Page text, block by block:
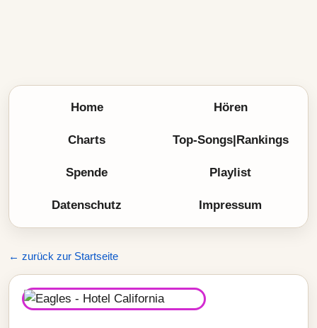
Home Hören
Charts Top-Songs|Rankings
Spende Playlist
Datenschutz Impressum
← zurück zur Startseite